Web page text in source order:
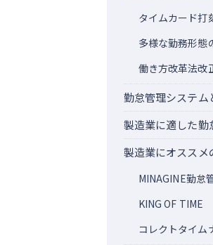
タイムカード打
多様な勤務形態
働き方改革法改
勤怠管理システム
製造業に適した勤
製造業にオススメ
MINAGINE勤怠
KING OF TIME
コレクトタイム